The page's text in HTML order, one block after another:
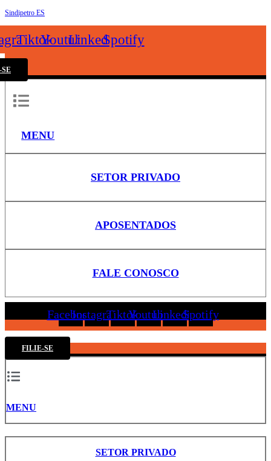
Sindipetro ES
TiktokYoutubeLinkedinSpotify
MENU
SETOR PRIVADO
APOSENTADOS
FALE CONOSCO
FacebookInstagramTiktokYoutubeLinkedinSpotify
FILIE-SE
MENU
SETOR PRIVADO